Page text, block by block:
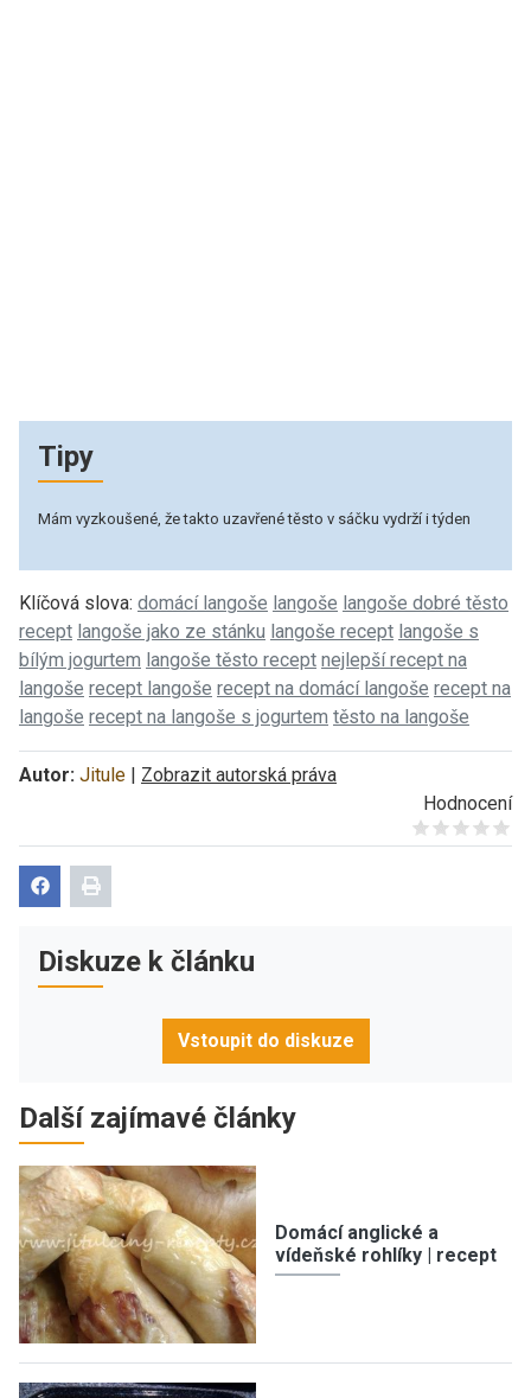
Tipy
Mám vyzkoušené, že takto uzavřené těsto v sáčku vydrží i týden
Klíčová slova: domácí langoše langoše langoše dobré těsto
recept langoše jako ze stánku langoše recept langoše s
bílým jogurtem langoše těsto recept nejlepší recept na
langoše recept langoše recept na domácí langoše recept na
langoše recept na langoše s jogurtem těsto na langoše
Autor: Jitule | Zobrazit autorská práva
Hodnocení
Give it 1/5
Give it 2/5
Give it 3/5
Give it 4/5
Give it 5/5
Diskuze k článku
Vstoupit do diskuze
Další zajímavé články
Domácí anglické a
vídeňské rohlíky | recept